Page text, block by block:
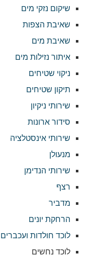
שיקום נזקי מים
שאיבת הצפות
שאיבת מים
איתור נזילות מים
ניקוי שטיחים
תיקון שטיחים
שירותי ניקיון
סידור ארונות
שירותי אינסטלציה
מנעולן
שירותי הנדימן
רצף
מדביר
הרחקת יונים
לוכד חולדות ועכברים
לוכד נחשים